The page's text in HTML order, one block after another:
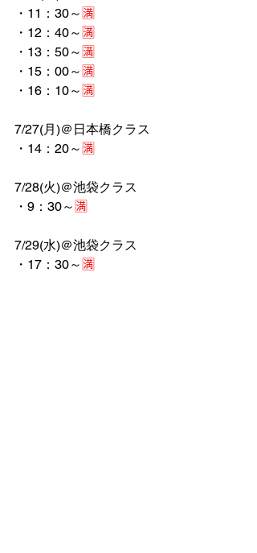
・11：30～ 🈵
・12：40～ 🈵
・13：50～ 🈵
・15：00～ 🈵
・16：10～ 🈵
7/27(月)＠日本橋クラス
・14：20～ 🈵
7/28(火)＠池袋クラス
・9：30～ 🈵
7/29(水)＠池袋クラス
・17：30～ 🈵